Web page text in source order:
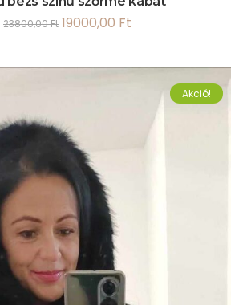
23800,00Ft 19000,00 Ft
Akció!